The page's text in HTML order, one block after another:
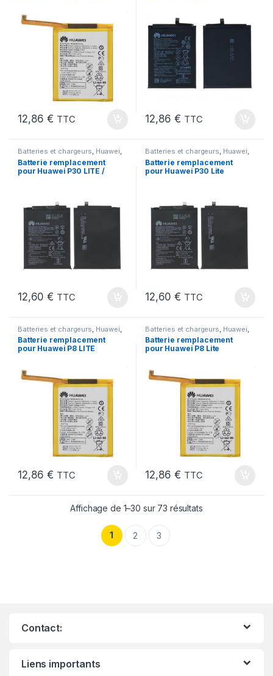
12,86€ TTC 12,86€ TTC
Batteries et chargeurs Huawei
Marques Pieces Portable
Batterie remplacement
pour Huawei P30 LITE /
12,60€ TTC
Batteries et chargeurs Huawei
Marques Pieces Portable
Batterie remplacement
pour Huawei P30 Lite
12,60€ TTC
Batteries et chargeurs Huawei
Marques Pieces Portable
Batterie remplacement
pour Huawei P8 LITE
12,86€ TTC
Batteries et chargeurs Huawei
Marques Pieces Portable
Batterie remplacement
pour Huawei P8 Lite
12,86€ TTC
Affichage de 1–30 sur 73 résultats
1 2 3
Contact:
Liens importants